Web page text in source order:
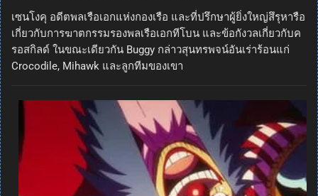
เซนโงคุ อดีตพลเรือเอกแห่งกองเรือ และที่ปรึกษาผู้ยิ่งใหญ่สึรุหารือ
เกี่ยวกับการฆาตกรรมรองพลเรือเอกทีโบน และข้อกังวลเกี่ยวกับค
รอสกิลด์ ในขณะเดียวกัน Buggy กล่าวสุนทรพจน์อันเร่าร้อนแก่
Crocodile, Mihawk และลูกทีมของเขา